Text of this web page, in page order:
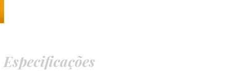
Especificações